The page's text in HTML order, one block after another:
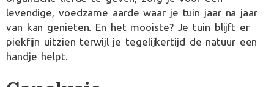
levendige, voedzame aarde waar je tuin jaar na jaar
van kan genieten. En het mooiste? Je tuin blijft er
piekfijn uitzien terwijl je tegelijkertijd de natuur een
handje helpt.